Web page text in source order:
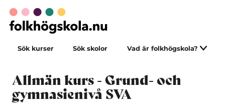
Sök kurser Sök skolor Vad är folkhögskola?
Allmän kurs - Grund- och
gymnasienivå SVA